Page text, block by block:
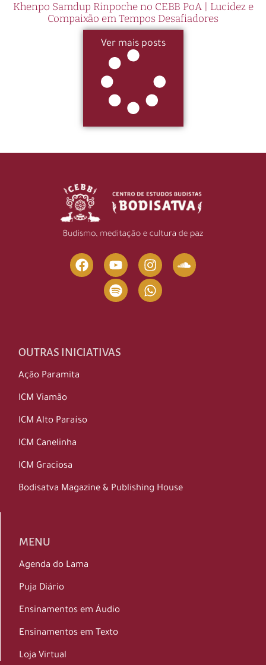
Khenpo Samdup Rinpoche no CEBB PoA | Lucidez e
Compaixão em Tempos Desafiadores
Ver mais posts
OUTRAS INICIATIVAS
Ação Paramita
ICM Viamão
ICM Alto Paraíso
ICM Canelinha
ICM Graciosa
Bodisatva Magazine & Publishing House
MENU
Agenda do Lama
Puja Diário
Ensinamentos em Áudio
Ensinamentos em Texto
Loja Virtual